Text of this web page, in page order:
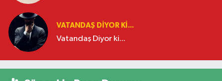
VATANDAŞ DIYOR KI...
Vatandaş Diyor ki...